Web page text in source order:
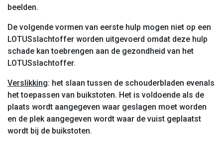
beelden.
De volgende vormen van eerste hulp mogen niet op een
LOTUSslachtoffer worden uitgevoerd omdat deze hulp
schade kan toebrengen aan de gezondheid van het
LOTUSslachtoffer.
Verslikking: het slaan tussen de schouderbladen evenals
het toepassen van buikstoten. Het is voldoende als de
plaats wordt aangegeven waar geslagen moet worden
en de plek aangegeven wordt waar de vuist geplaatst
wordt bij de buikstoten.